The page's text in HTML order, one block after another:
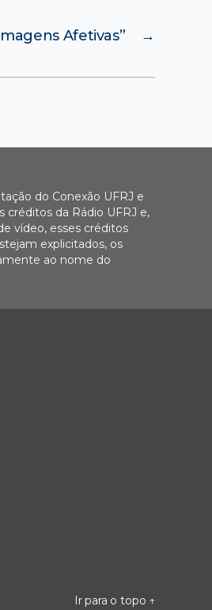
→
Afetivas”
do Conexão UFRJ e
créditos da Rádio UFRJ e,
vídeo, esses créditos
explicitados, os
ao nome do
Ir para o topo ↑